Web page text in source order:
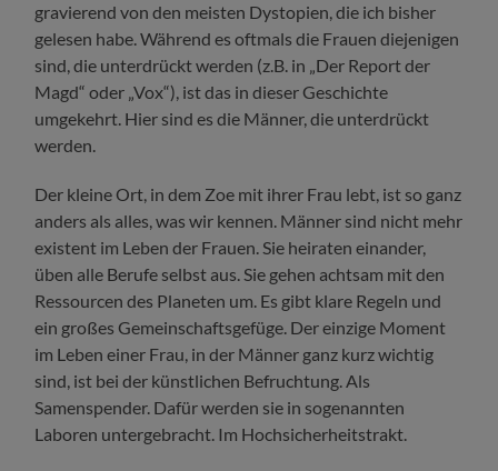
gravierend von den meisten Dystopien, die ich bisher
gelesen habe. Während es oftmals die Frauen diejenigen
sind, die unterdrückt werden (z.B. in „Der Report der
Magd“ oder „Vox“), ist das in dieser Geschichte
umgekehrt. Hier sind es die Männer, die unterdrückt
werden.
Der kleine Ort, in dem Zoe mit ihrer Frau lebt, ist so ganz
anders als alles, was wir kennen. Männer sind nicht mehr
existent im Leben der Frauen. Sie heiraten einander,
üben alle Berufe selbst aus. Sie gehen achtsam mit den
Ressourcen des Planeten um. Es gibt klare Regeln und
ein großes Gemeinschaftsgefüge. Der einzige Moment
im Leben einer Frau, in der Männer ganz kurz wichtig
sind, ist bei der künstlichen Befruchtung. Als
Samenspender. Dafür werden sie in sogenannten
Laboren untergebracht. Im Hochsicherheitstrakt.